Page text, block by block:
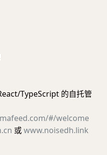
TypeScript 的自托管
#/welcome
或www.noisedh.link